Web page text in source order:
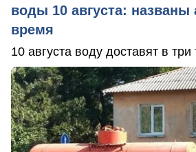
воды 10 августа: названы
время
10 августа воду доставят в три